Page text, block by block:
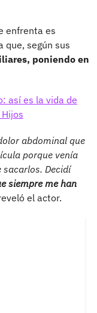
enfrenta es
que, según sus
poniendo en
así es la vida de
abdominal que
porque venía
Decidí
siempre me han
el actor.